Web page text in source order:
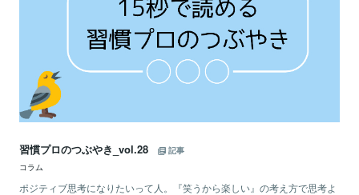
習慣プロのつぶやき_vol.28
記事
コラム
ポジティブ思考になりたいって人。『笑うから楽しい』の考え方で思考よ